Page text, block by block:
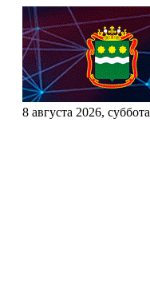
8 августа 2026, суббота